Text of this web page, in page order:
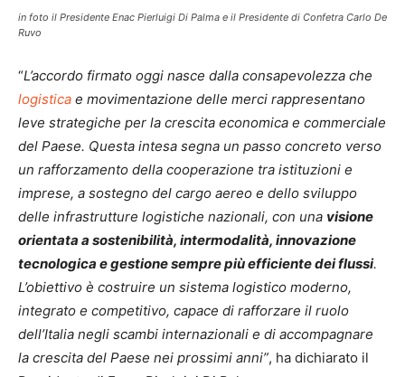
in foto il Presidente Enac Pierluigi Di Palma e il Presidente di Confetra Carlo De
Ruvo
“L’accordo firmato oggi nasce dalla consapevolezza che
logistica e movimentazione delle merci rappresentano
leve strategiche per la crescita economica e commerciale
del Paese. Questa intesa segna un passo concreto verso
un rafforzamento della cooperazione tra istituzioni e
imprese, a sostegno del cargo aereo e dello sviluppo
delle infrastrutture logistiche nazionali, con una visione
orientata a sostenibilità, intermodalità, innovazione
tecnologica e gestione sempre più efficiente dei flussi.
L’obiettivo è costruire un sistema logistico moderno,
integrato e competitivo, capace di rafforzare il ruolo
dell’Italia negli scambi internazionali e di accompagnare
la crescita del Paese nei prossimi anni”, ha dichiarato il